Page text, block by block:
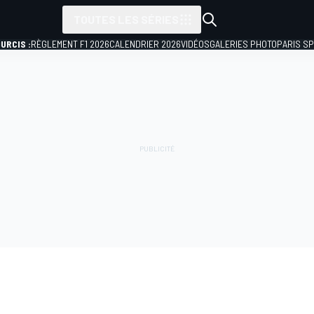
:RÈGLEMENT F1 2026CALENDRIER 2026VIDÉOSGALERIES PHOTOPARIS